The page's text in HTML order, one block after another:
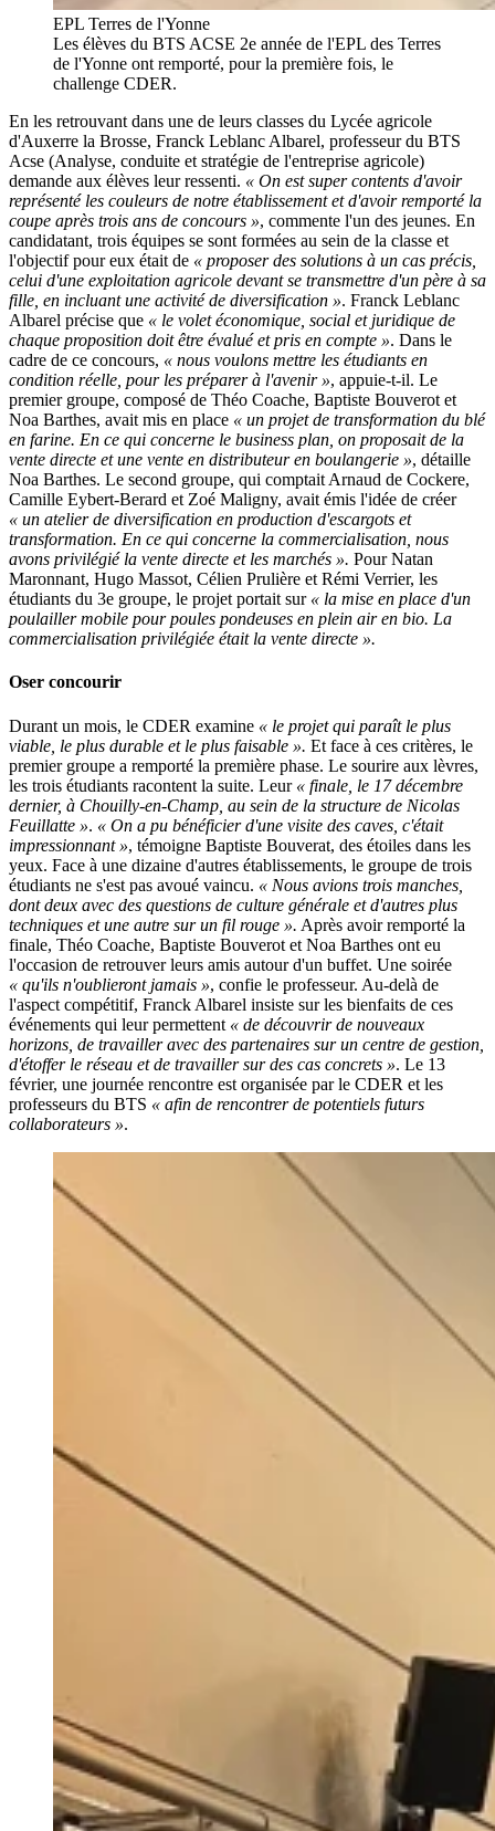
EPL Terres de l'Yonne
Les élèves du BTS ACSE 2e année de l'EPL des Terres
de l'Yonne ont remporté, pour la première fois, le
challenge CDER.
En les retrouvant dans une de leurs classes du Lycée agricole
d'Auxerre la Brosse, Franck Leblanc Albarel, professeur du BTS
Acse (Analyse, conduite et stratégie de l'entreprise agricole)
demande aux élèves leur ressenti. « On est super contents d'avoir
représenté les couleurs de notre établissement et d'avoir remporté la
coupe après trois ans de concours », commente l'un des jeunes. En
candidatant, trois équipes se sont formées au sein de la classe et
l'objectif pour eux était de « proposer des solutions à un cas précis,
celui d'une exploitation agricole devant se transmettre d'un père à sa
fille, en incluant une activité de diversification ». Franck Leblanc
Albarel précise que « le volet économique, social et juridique de
chaque proposition doit être évalué et pris en compte ». Dans le
cadre de ce concours, « nous voulons mettre les étudiants en
condition réelle, pour les préparer à l'avenir », appuie-t-il. Le
premier groupe, composé de Théo Coache, Baptiste Bouverot et
Noa Barthes, avait mis en place « un projet de transformation du blé
en farine. En ce qui concerne le business plan, on proposait de la
vente directe et une vente en distributeur en boulangerie », détaille
Noa Barthes. Le second groupe, qui comptait Arnaud de Cockere,
Camille Eybert-Berard et Zoé Maligny, avait émis l'idée de créer
« un atelier de diversification en production d'escargots et
transformation. En ce qui concerne la commercialisation, nous
avons privilégié la vente directe et les marchés ». Pour Natan
Maronnant, Hugo Massot, Célien Prulière et Rémi Verrier, les
étudiants du 3e groupe, le projet portait sur « la mise en place d'un
poulailler mobile pour poules pondeuses en plein air en bio. La
commercialisation privilégiée était la vente directe ».
Oser concourir
Durant un mois, le CDER examine « le projet qui paraît le plus
viable, le plus durable et le plus faisable ». Et face à ces critères, le
premier groupe a remporté la première phase. Le sourire aux lèvres,
les trois étudiants racontent la suite. Leur « finale, le 17 décembre
dernier, à Chouilly-en-Champ, au sein de la structure de Nicolas
Feuillatte ». « On a pu bénéficier d'une visite des caves, c'était
impressionnant », témoigne Baptiste Bouverat, des étoiles dans les
yeux. Face à une dizaine d'autres établissements, le groupe de trois
étudiants ne s'est pas avoué vaincu. « Nous avions trois manches,
dont deux avec des questions de culture générale et d'autres plus
techniques et une autre sur un fil rouge ». Après avoir remporté la
finale, Théo Coache, Baptiste Bouverot et Noa Barthes ont eu
l'occasion de retrouver leurs amis autour d'un buffet. Une soirée
« qu'ils n'oublieront jamais », confie le professeur. Au-delà de
l'aspect compétitif, Franck Albarel insiste sur les bienfaits de ces
événements qui leur permettent « de découvrir de nouveaux
horizons, de travailler avec des partenaires sur un centre de gestion,
d'étoffer le réseau et de travailler sur des cas concrets ». Le 13
février, une journée rencontre est organisée par le CDER et les
professeurs du BTS « afin de rencontrer de potentiels futurs
collaborateurs ».